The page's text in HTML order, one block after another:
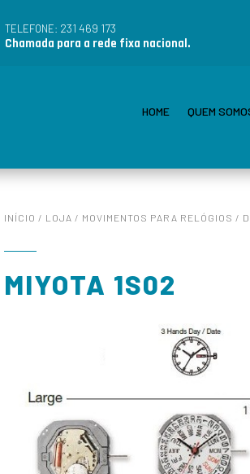
TELEFONE: 231 469 173
Chamada para a rede fixa nacional.
HOME QUEM
INÍCIO / LOJA / MOVIMENTOS PARA RELÓGIOS /
MIYOTA 1S02